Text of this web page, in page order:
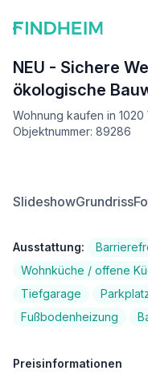
NEU - Sichere
ökologische
Wohnung kaufen in
Objektnummer: 89286
SlideshowGrundriss
Ausstattung:
Wohnküche / offene
Tiefgarage
Fußbodenheizung
Preisinformationen